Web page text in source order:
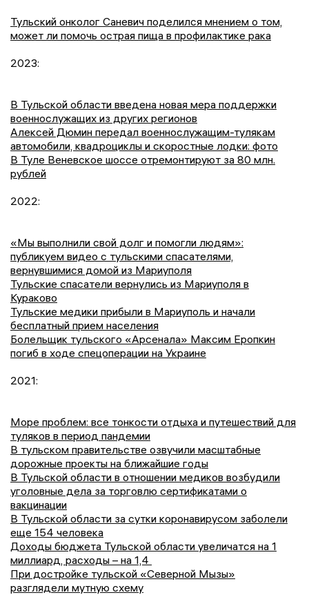
Тульский онколог Саневич поделился мнением о том,
может ли помочь острая пища в профилактике рака
2023:
В Тульской области введена новая мера поддержки
военнослужащих из других регионов
Алексей Дюмин передал военнослужащим-тулякам
автомобили, квадроциклы и скоростные лодки: фото
В Туле Веневское шоссе отремонтируют за 80 млн.
рублей
2022:
«Мы выполнили свой долг и помогли людям»:
публикуем видео с тульскими спасателями,
вернувшимися домой из Мариуполя
Тульские спасатели вернулись из Мариуполя в
Кураково
Тульские медики прибыли в Мариуполь и начали
бесплатный прием населения
Болельщик тульского «Арсенала» Максим Еропкин
погиб в ходе спецоперации на Украине
2021:
Море проблем: все тонкости отдыха и путешествий для
туляков в период пандемии
В тульском правительстве озвучили масштабные
дорожные проекты на ближайшие годы
В Тульской области в отношении медиков возбудили
уголовные дела за торговлю сертификатами о
вакцинации
В Тульской области за сутки коронавирусом заболели
еще 154 человека
Доходы бюджета Тульской области увеличатся на 1
миллиард, расходы – на 1,4
При достройке тульской «Северной Мызы»
разглядели мутную схему